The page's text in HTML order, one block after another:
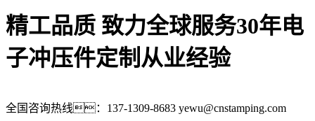
精工品质 致力全球服务30年电
子冲压件定制从业经验
全国咨询热线： 137-1309-8683 yewu@cnstamping.com